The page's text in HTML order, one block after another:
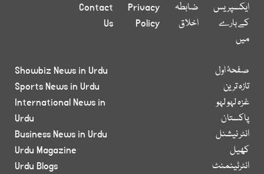
ایکسپریس
کے بارے
میں
ضابطہ
اخلاق
Privacy
Policy
Contact
Us
صفحۂ اول
تازہ ترین
غزہ لہو لہو
پاکستان
انٹر نیشنل
کھیل
انٹرٹینمنٹ
Showbiz News in Urdu
Sports News in Urdu
International News in
Urdu
Business News in Urdu
Urdu Magazine
Urdu Blogs